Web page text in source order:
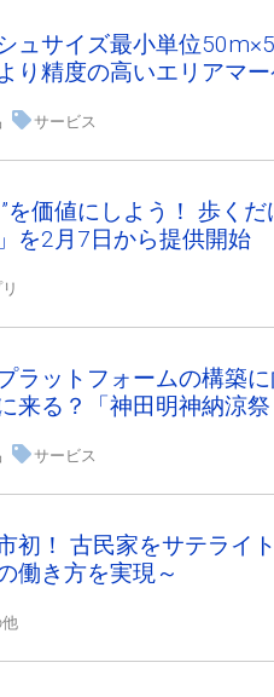
ュサイズ最小単位
り精度の高いエリアマ
サービス
”を価値にしよう！ 歩く
を2月7日から提供開始
ラットフォームの構築
来る？「神田明神納涼
サービス
初！ 古民家をサテライ
働き方を実現～
他